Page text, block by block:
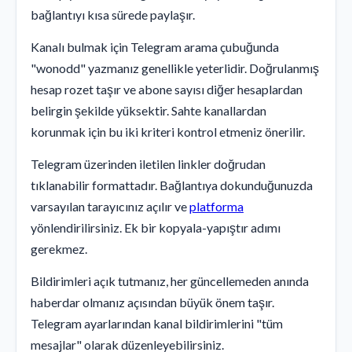
bağlantıyı kısa sürede paylaşır.
Kanalı bulmak için Telegram arama çubuğunda
"wonodd" yazmanız genellikle yeterlidir. Doğrulanmış
hesap rozet taşır ve abone sayısı diğer hesaplardan
belirgin şekilde yüksektir. Sahte kanallardan
korunmak için bu iki kriteri kontrol etmeniz önerilir.
Telegram üzerinden iletilen linkler doğrudan
tıklanabilir formattadır. Bağlantıya dokunduğunuzda
varsayılan tarayıcınız açılır veplatforma
yönlendirilirsiniz. Ek bir kopyala-yapıştır adımı
gerekmez.
Bildirimleri açık tutmanız, her güncellemeden anında
haberdar olmanız açısından büyük önem taşır.
Telegram ayarlarından kanal bildirimlerini "tüm
mesajlar" olarak düzenleyebilirsiniz.